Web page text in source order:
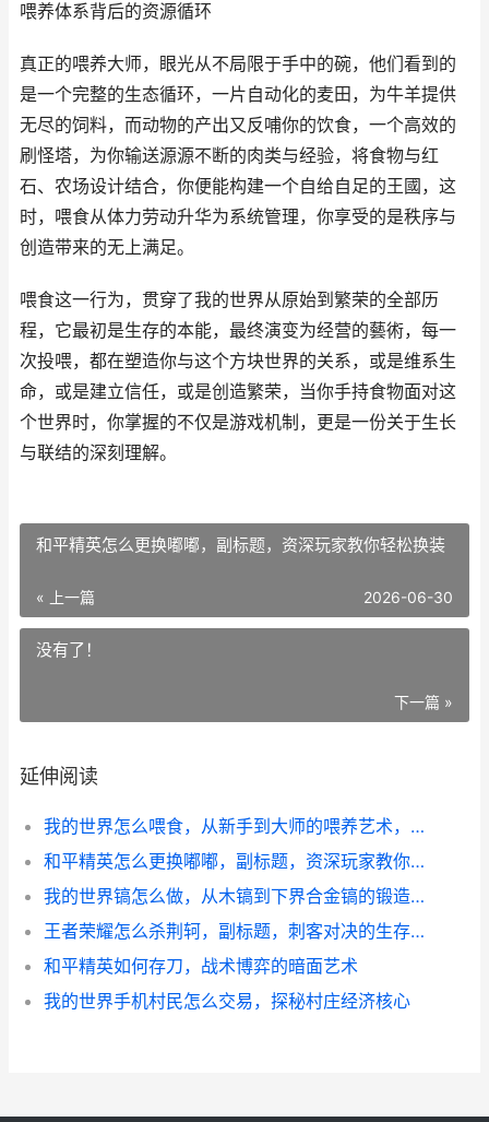
喂养体系背后的资源循环
真正的喂养大师，眼光从不局限于手中的碗，他们看到的
是一个完整的生态循环，一片自动化的麦田，为牛羊提供
无尽的饲料，而动物的产出又反哺你的饮食，一个高效的
刷怪塔，为你输送源源不断的肉类与经验，将食物与红
石、农场设计结合，你便能构建一个自给自足的王國，这
时，喂食从体力劳动升华为系统管理，你享受的是秩序与
创造带来的无上满足。
喂食这一行为，贯穿了我的世界从原始到繁荣的全部历
程，它最初是生存的本能，最终演变为经营的藝術，每一
次投喂，都在塑造你与这个方块世界的关系，或是维系生
命，或是建立信任，或是创造繁荣，当你手持食物面对这
个世界时，你掌握的不仅是游戏机制，更是一份关于生长
与联结的深刻理解。
和平精英怎么更换嘟嘟，副标题，资深玩家教你轻松换装
« 上一篇 2026-06-30
没有了！
下一篇 »
延伸阅读
我的世界怎么喂食，从新手到大师的喂养艺术，副标题，生存与羁绊的粮食之道
和平精英怎么更换嘟嘟，副标题，资深玩家教你轻松换装
我的世界镐怎么做，从木镐到下界合金镐的锻造之路
王者荣耀怎么杀荆轲，副标题，刺客对决的生存与猎杀法则
和平精英如何存刀，战术博弈的暗面艺术
我的世界手机村民怎么交易，探秘村庄经济核心